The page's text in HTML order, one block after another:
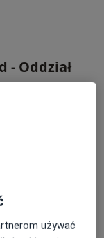
- Oddział
lek. Dariusz Skowron
używać